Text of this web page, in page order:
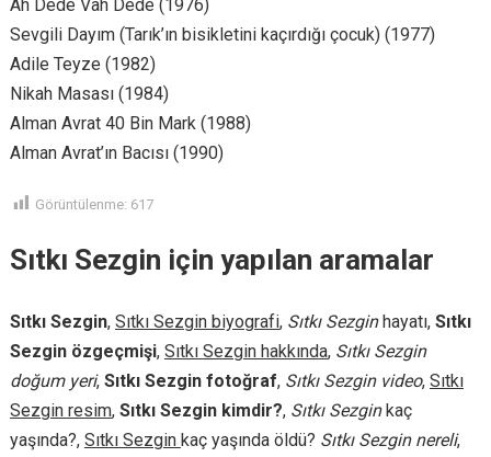
Ah Dede Vah Dede (1976)
Sevgili Dayım (Tarık’ın bisikletini kaçırdığı çocuk) (1977)
Adile Teyze (1982)
Nikah Masası (1984)
Alman Avrat 40 Bin Mark (1988)
Alman Avrat’ın Bacısı (1990)
Görüntülenme: 617
Sıtkı Sezgin için yapılan aramalar
Sıtkı Sezgin, Sıtkı Sezgin biyografi, Sıtkı Sezginhayatı, Sıtkı
Sezgin özgeçmişi, Sıtkı Sezgin hakkında, Sıtkı Sezgin
doğum yeri, Sıtkı Sezgin fotoğraf, Sıtkı Sezgin video, Sıtkı
Sezgin resim, Sıtkı Sezgin kimdir?, Sıtkı Sezginkaç
yaşında?, Sıtkı Sezgin kaç yaşında öldü? Sıtkı Sezgin nereli,